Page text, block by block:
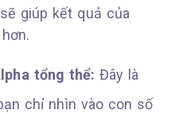
giúp kết quả của
tổng thể: Đây là
chỉ nhìn vào con số